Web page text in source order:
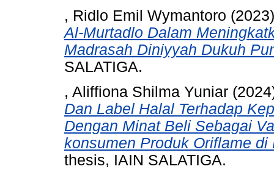
, Ridlo Emil Wymantoro
Al-Murtadlo Dalam
Madrasah Diniyyah Dukuh
SALATIGA.
, Aliffiona Shilma Yuniar
Dan Label Halal Terhadap
Dengan Minat Beli Sebagai
konsumen Produk Oriflame
thesis, IAIN SALATIGA.